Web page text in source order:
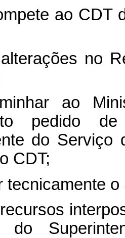
ao CDT
no
ao
pedido
do Serviço
CDT;
tecnicamente
do